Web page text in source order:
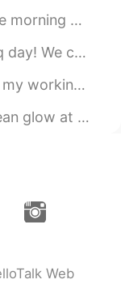
!
22:53
2019.05.15 22:46
22:25
before I ran hom...
BBQ in English and this...
of my costumes workin...
I had to ride on...
Web